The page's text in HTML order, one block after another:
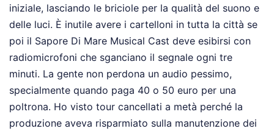
iniziale, lasciando le briciole per la qualità del suono e
delle luci. È inutile avere i cartelloni in tutta la città se
poi il Sapore Di Mare Musical Cast deve esibirsi con
radiomicrofoni che sganciano il segnale ogni tre
minuti. La gente non perdona un audio pessimo,
specialmente quando paga 40 o 50 euro per una
poltrona. Ho visto tour cancellati a metà perché la
produzione aveva risparmiato sulla manutenzione dei